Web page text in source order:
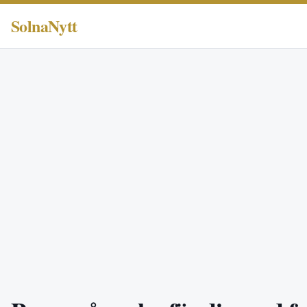
SolnaNytt